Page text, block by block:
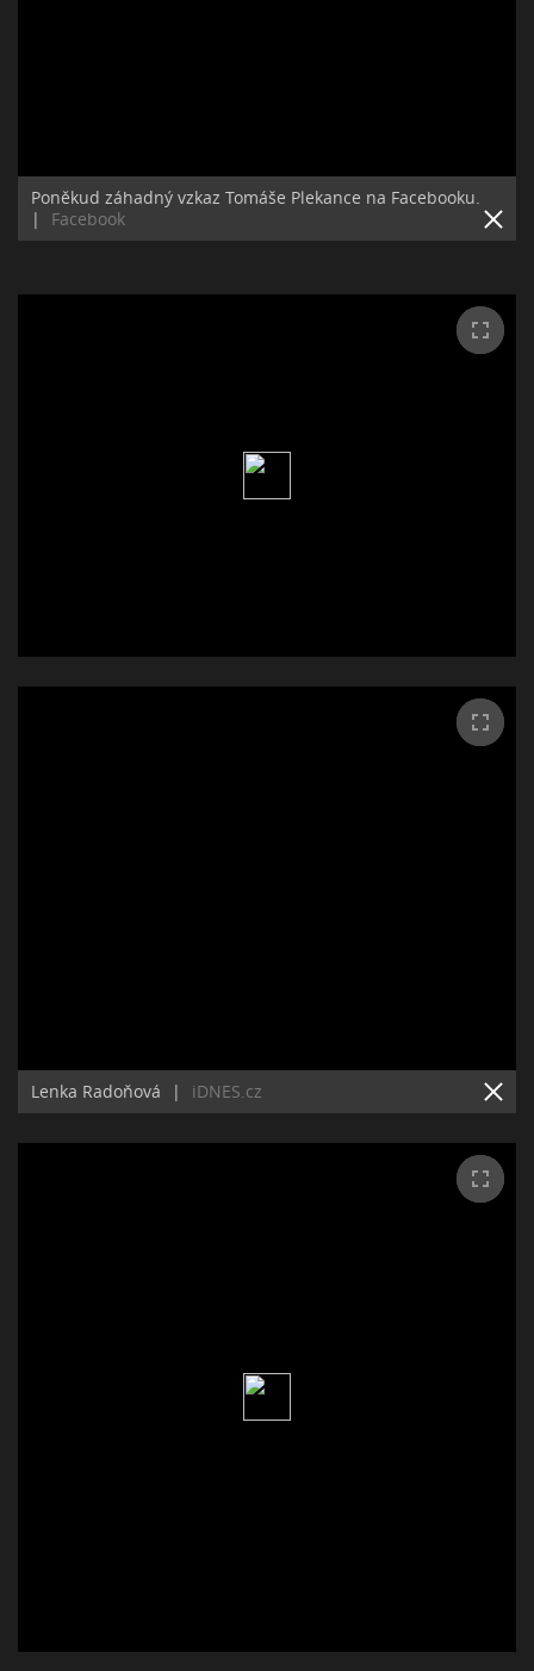
Poněkud záhadný vzkaz Tomáše Plekance na Facebooku.
|
Facebook
Lenka Radoňová | iDNES.cz